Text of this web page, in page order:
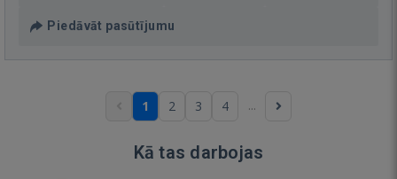
Piedāvāt pasūtījumu
1 2 3 4 ...
Kā tas darbojas